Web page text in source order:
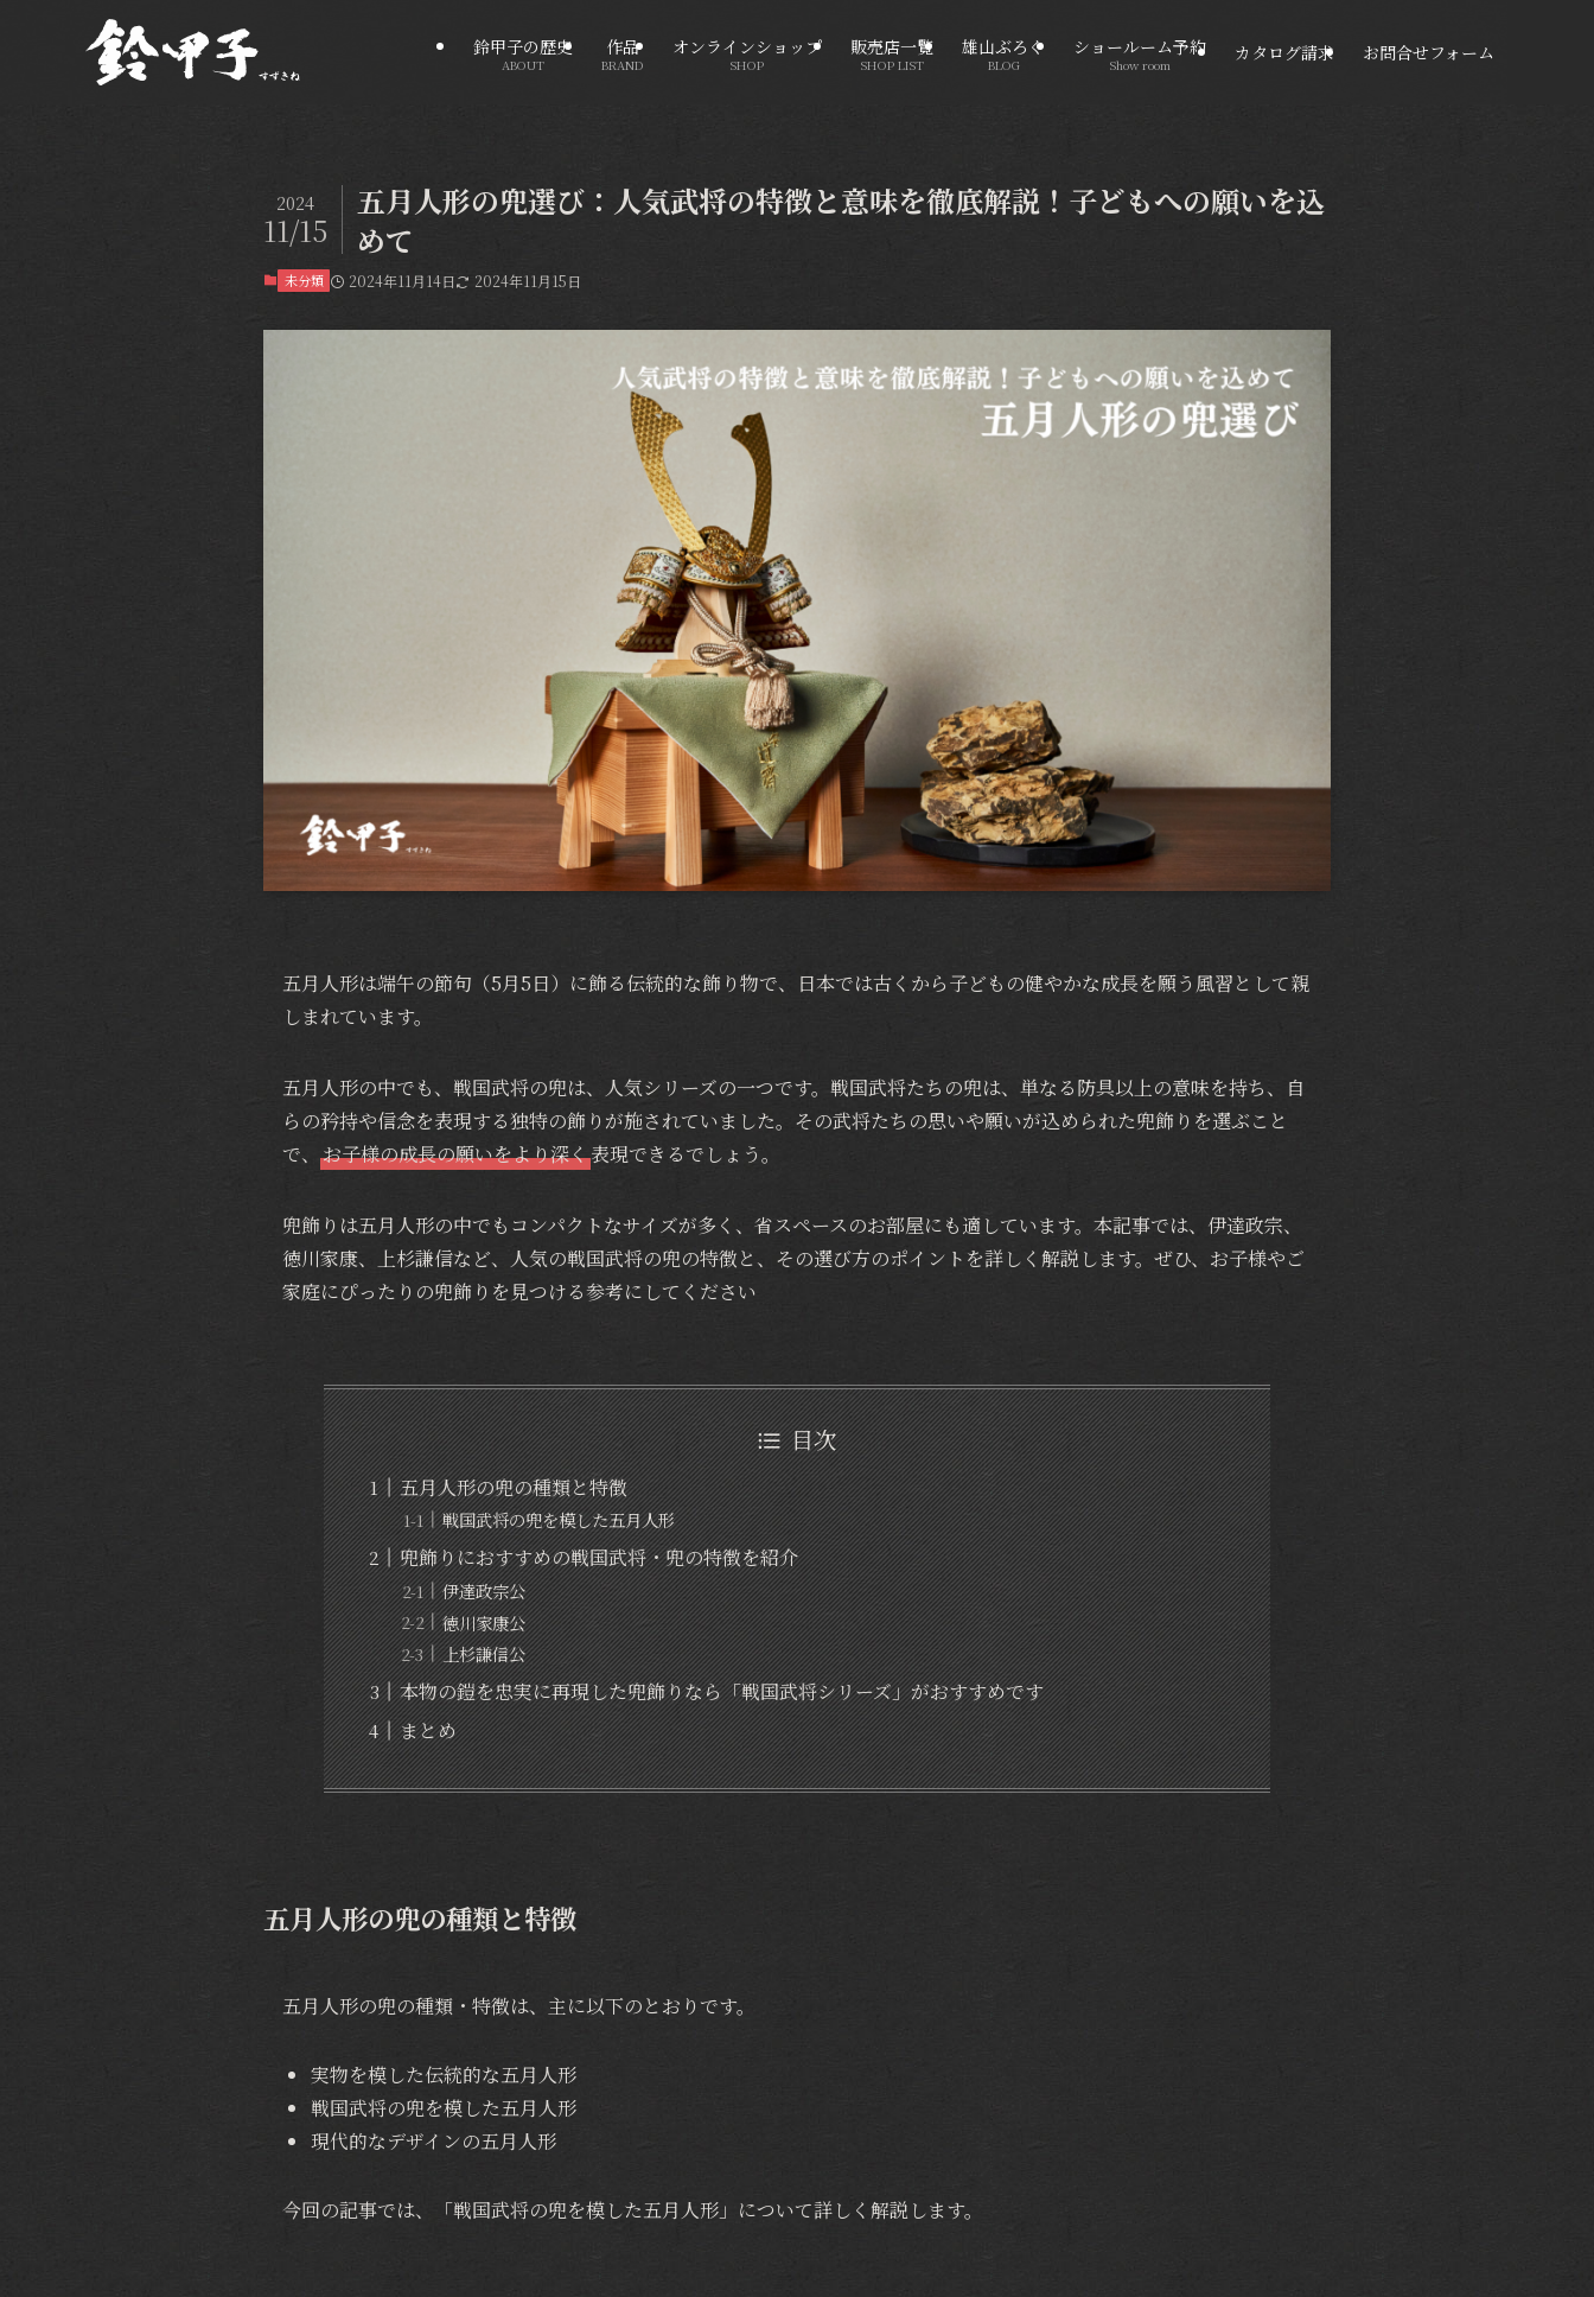
鈴甲子の歴史
ABOUT
作品
BRAND
オンラインショップ
SHOP
販売店一覧
SHOP LIST
雄山ぶろぐ
BLOG
ショールーム予約
Show room
カタログ請求 お問合せフォーム
五月人形の兜選び：人気武将の特徴と意味を徹底解説！子どもへの願いを込
めて
2024
11/15
未分類 2024年11月14日 2024年11月15日
五月人形は端午の節句（5月5日）に飾る伝統的な飾り物で、日本では古くから子どもの健やかな成長を願う風習として親
しまれています。
五月人形の中でも、戦国武将の兜は、人気シリーズの一つです。戦国武将たちの兜は、単なる防具以上の意味を持ち、自
らの矜持や信念を表現する独特の飾りが施されていました。その武将たちの思いや願いが込められた兜飾りを選ぶこと
で、 お子様の成長の願いをより深く表現できるでしょう。
兜飾りは五月人形の中でもコンパクトなサイズが多く、省スペースのお部屋にも適しています。本記事では、伊達政宗、
徳川家康、上杉謙信など、人気の戦国武将の兜の特徴と、その選び方のポイントを詳しく解説します。ぜひ、お子様やご
家庭にぴったりの兜飾りを見つける参考にしてください
目次
五月人形の兜の種類と特徴
戦国武将の兜を模した五月人形
兜飾りにおすすめの戦国武将・兜の特徴を紹介
伊達政宗公
徳川家康公
上杉謙信公
本物の鎧を忠実に再現した兜飾りなら「戦国武将シリーズ」がおすすめです
まとめ
五月人形の兜の種類と特徴
五月人形の兜の種類・特徴は、主に以下のとおりです。
実物を模した伝統的な五月人形
戦国武将の兜を模した五月人形
現代的なデザインの五月人形
今回の記事では、「戦国武将の兜を模した五月人形」について詳しく解説します。